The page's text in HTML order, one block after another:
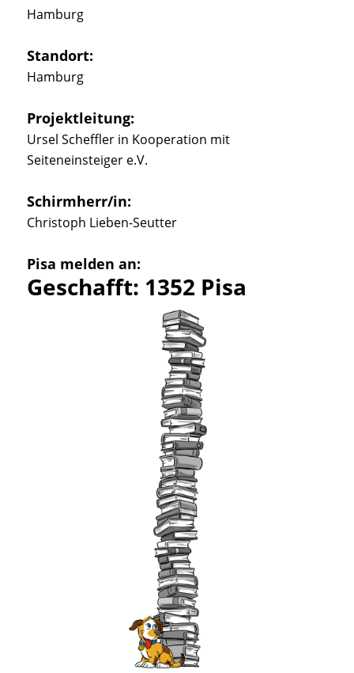
Hamburg
Standort:
Hamburg
Projektleitung:
Ursel Scheffler in Kooperation mit
Seiteneinsteiger e.V.
Schirmherr/in:
Christoph Lieben-Seutter
Pisa melden an:
Geschafft: 1352 Pisa